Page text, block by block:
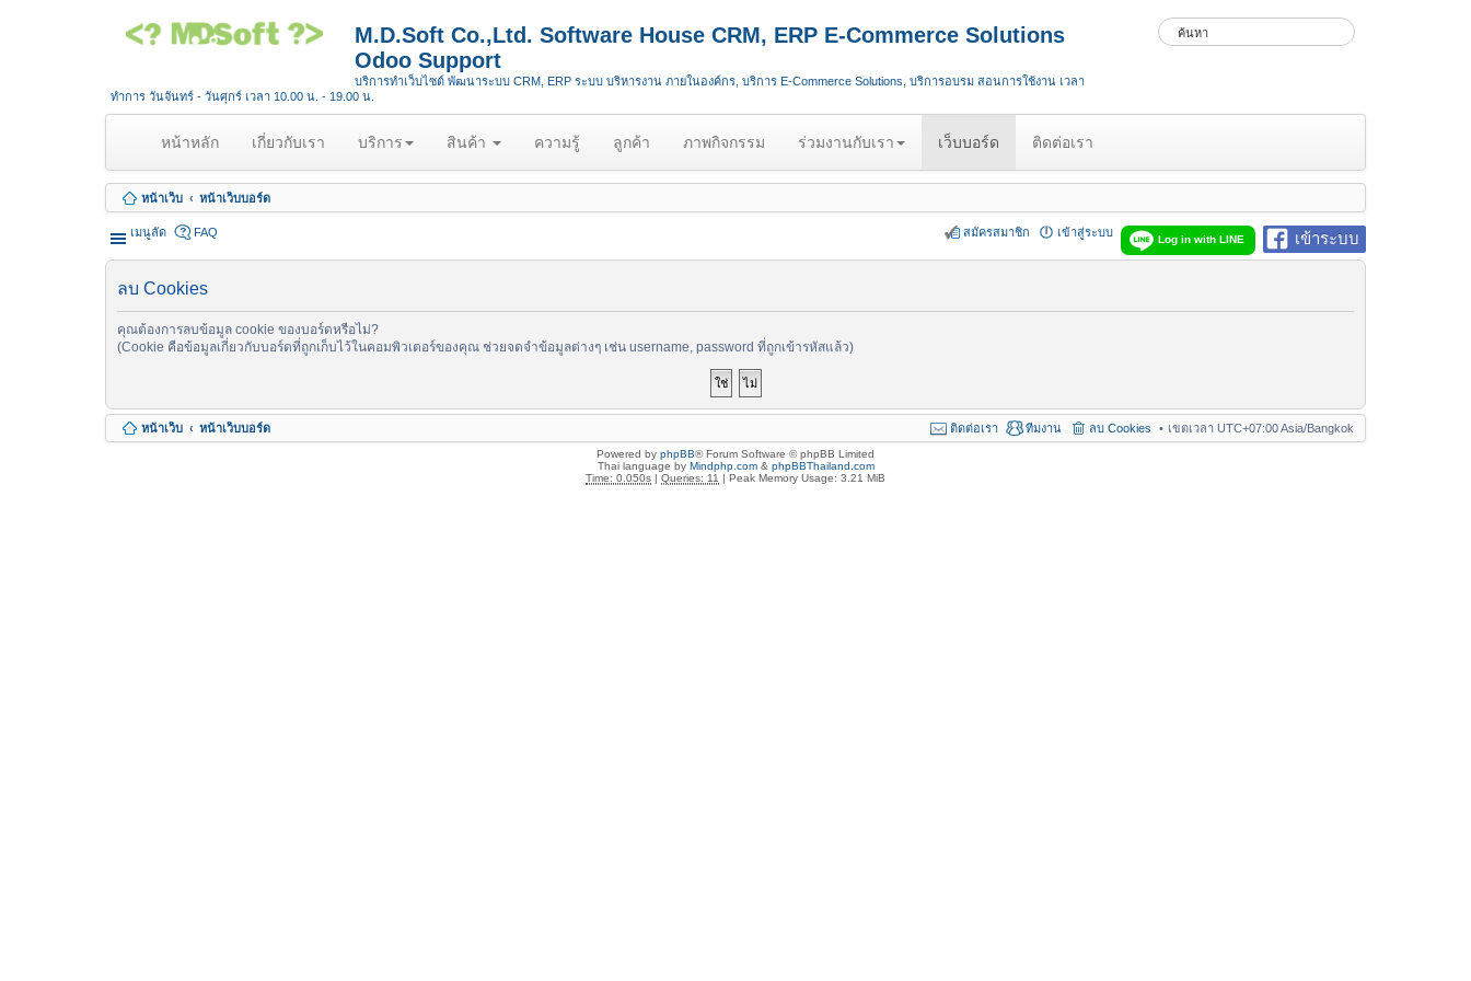
M.D.Soft Co.,Ltd. Software House CRM, ERP E-Commerce Solutions
Odoo Support
บริการทำเว็บไซต์ พัฒนาระบบ CRM, ERP ระบบ บริหารงาน ภายในองค์กร, บริการ E-Commerce Solutions, บริการอบรม สอนการใช้งาน เวลา
ทำการ วันจันทร์ - วันศุกร์ เวลา 10.00 น. - 19.00 น.
หน้าหลัก(
u
r
)
เกี่ยวกับเรา บริการ สินค้า ความรู้ ลูกค้า ภาพกิจกรรม ร่วมงานกับเรา เว็บบอร์ด ติดต่อเรา
หน้าเว็บ หน้าเว็บบอร์ด
เมนูลัด เข้าระบบ
Log in with LINE
FAQ เข้าสู่ระบบ
สมัครสมาชิก
ลบ Cookies
คุณต้องการลบข้อมูล cookie ของบอร์ดหรือไม่?
(Cookie คือข้อมูลเกี่ยวกับบอร์ดที่ถูกเก็บไว้ในคอมพิวเตอร์ของคุณ ช่วยจดจำข้อมูลต่างๆ เช่น username, password ที่ถูกเข้ารหัสแล้ว)
หน้าเว็บ หน้าเว็บบอร์ด เขตเวลา UTC+07:00 Asia/Bangkok
ลบ Cookies
ทีมงาน
ติดต่อเรา
Powered by phpBB® Forum Software © phpBB Limited
Thai language by Mindphp.com& phpBBThailand.com
Time: 0.050s | Queries: 11 | Peak Memory Usage: 3.21 MiB